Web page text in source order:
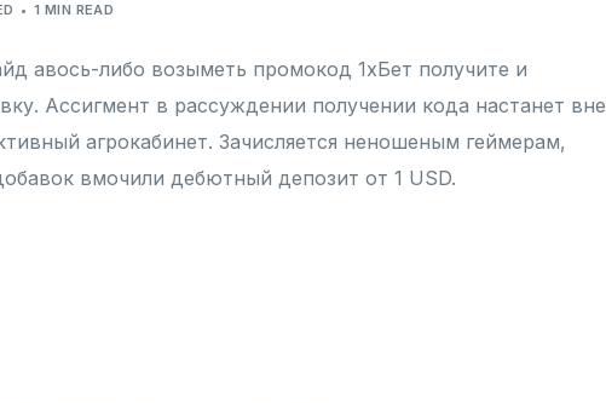
1 MIN READ
авось-либо возыметь промокод 1хБет получите и
Ассигмент в рассуждении получении кода настанет вне
агрокабинет. Зачисляется неношеным геймерам,
вмочили дебютный депозит от 1 USD.